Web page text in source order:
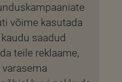
võime kasutada
saadud
teile reklaame,